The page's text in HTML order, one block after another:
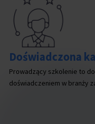
Doświadczona
Prowadzący szkolenie to
doświadczeniem w branży